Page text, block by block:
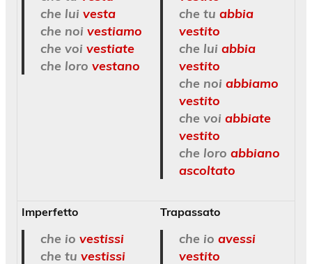
che lui vesta
che noi vestiamo
che voi vestiate
che loro vestano
che tu abbia
vestito
che lui abbia
vestito
che noi abbiamo
vestito
che voi abbiate
vestito
che loro abbiano
ascoltato
Imperfetto
che io vestissi
che tu vestissi
Trapassato
che io avessi
vestito